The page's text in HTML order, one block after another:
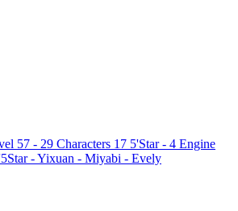
57 - 29 Characters 17 5'Star - 4 Engine
- Yixuan - Miyabi - Evely